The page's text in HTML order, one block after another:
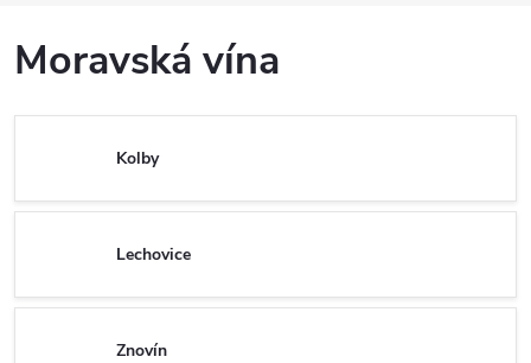
Moravská vína
Kolby
Lechovice
Znovín